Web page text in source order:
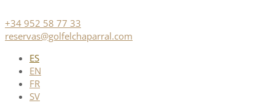
+34 952 58 77 33
reservas@golfelchaparral.com
ES
EN
FR
SV